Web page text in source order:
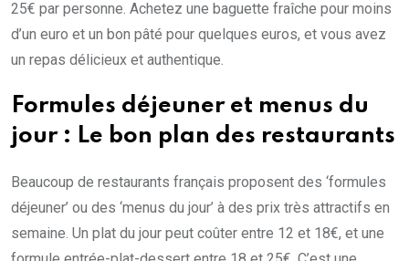
25€ par personne. Achetez une baguette fraîche pour moins
d’un euro et un bon pâté pour quelques euros, et vous avez
un repas délicieux et authentique.
Formules déjeuner et menus du
jour : Le bon plan des restaurants
Beaucoup de restaurants français proposent des ‘formules
déjeuner’ ou des ‘menus du jour’ à des prix très attractifs en
semaine. Un plat du jour peut coûter entre 12 et 18€, et une